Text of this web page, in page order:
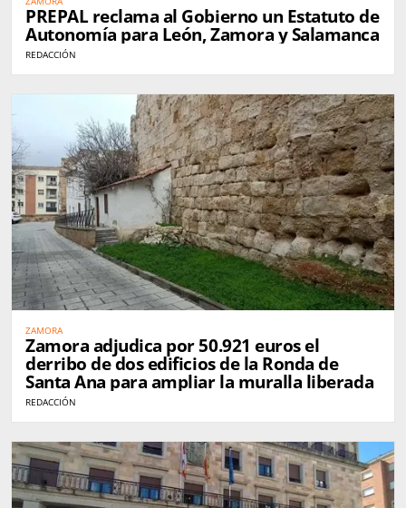
PREPAL reclama al Gobierno un Estatuto de
Autonomía para León, Zamora y Salamanca
REDACCIÓN
ZAMORA
Zamora adjudica por 50.921 euros el
derribo de dos edificios de la Ronda de
Santa Ana para ampliar la muralla liberada
REDACCIÓN